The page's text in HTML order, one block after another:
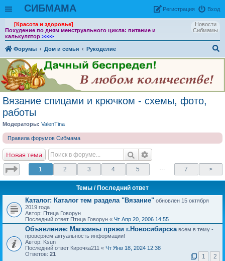
СИБМАМА Вход
Рeгиcтpaция
Новости
Сибмамы
[Красота и здоровье]
Похудение по дням менструального цикла: питание и
калькулятор >>>>
Форумы Дом и семья
Рукоделие
ои
Вязание спицами и крючком - схемы, фото,
работы
Модераторы: ValenTina
Правила форумов Сибмама
Новая тема
1 2 3 4 5 … 7 >
Темы / Последний ответ
Каталог: Каталог тем раздела "Вязание" обновлен 15 октября
2019 года
Автор: Птица Говорун
Последний ответ Птица Говорун « Чт Апр 20, 2006 14:55
Объявление: Магазины пряжи г.Новосибирска всем в тему -
проверяем актуальность информации!
Автор: Ksun
Последний ответ Кирочка211 « Чт Янв 18, 2024 12:38
Ответов: 21 1 2